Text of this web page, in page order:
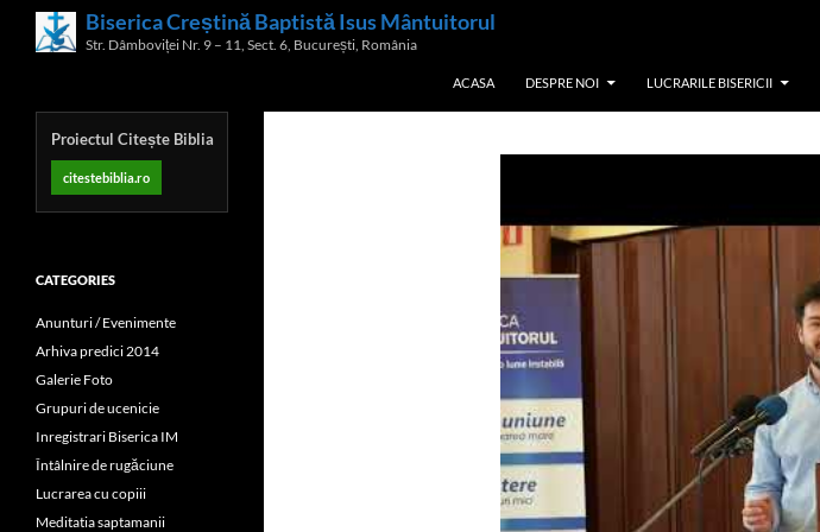
Biserica Creștină Baptistă Isus Mântuitorul
Str. Dâmboviței Nr. 9 – 11, Sect. 6, București, România
Search
ACASA DESPRE NOI LUCRARILE BISERICII
Proiectul Citește Biblia
citestebiblia.ro
CATEGORIES
Anunturi / Evenimente
Arhiva predici 2014
Galerie Foto
Grupuri de ucenicie
Inregistrari Biserica IM
Întâlnire de rugăciune
Lucrarea cu copiii
Meditatia saptamanii